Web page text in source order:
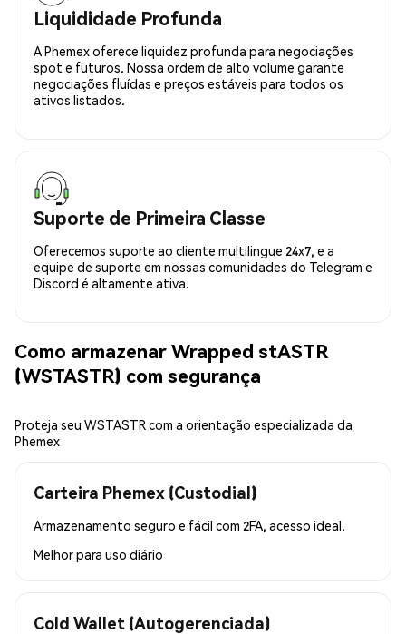
Liquididade Profunda
A Phemex oferece liquidez profunda para negociações
spot e futuros. Nossa ordem de alto volume garante
negociações fluídas e preços estáveis para todos os
ativos listados.
Suporte de Primeira Classe
Oferecemos suporte ao cliente multilingue 24x7, e a
equipe de suporte em nossas comunidades do Telegram e
Discord é altamente ativa.
Como armazenar Wrapped stASTR
(WSTASTR) com segurança
Proteja seu WSTASTR com a orientação especializada da
Phemex
Carteira Phemex (Custodial)
Armazenamento seguro e fácil com 2FA, acesso ideal.
Melhor para uso diário
Cold Wallet (Autogerenciada)